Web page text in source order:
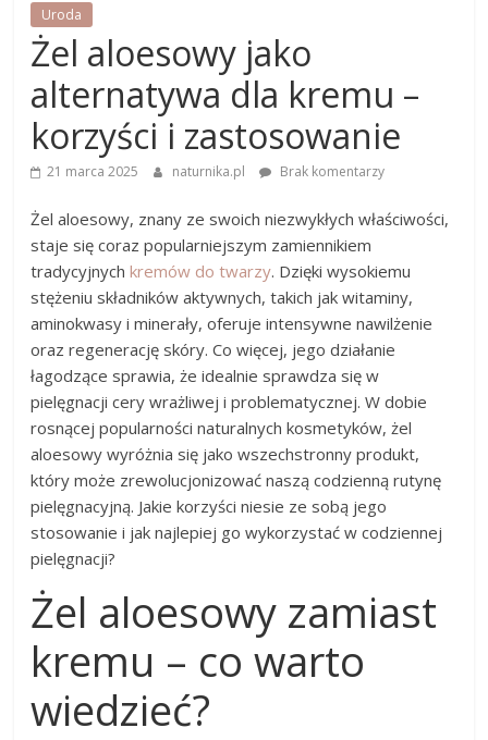
Uroda
Żel aloesowy jako
alternatywa dla kremu –
korzyści i zastosowanie
21 marca 2025 naturnika.pl Brak komentarzy
Żel aloesowy, znany ze swoich niezwykłych właściwości,
staje się coraz popularniejszym zamiennikiem
tradycyjnychkremów do twarzy. Dzięki wysokiemu
stężeniu składników aktywnych, takich jak witaminy,
aminokwasy i minerały, oferuje intensywne nawilżenie
oraz regenerację skóry. Co więcej, jego działanie
łagodzące sprawia, że idealnie sprawdza się w
pielęgnacji cery wrażliwej i problematycznej. W dobie
rosnącej popularności naturalnych kosmetyków, żel
aloesowy wyróżnia się jako wszechstronny produkt,
który może zrewolucjonizować naszą codzienną rutynę
pielęgnacyjną. Jakie korzyści niesie ze sobą jego
stosowanie i jak najlepiej go wykorzystać w codziennej
pielęgnacji?
Żel aloesowy zamiast
kremu – co warto
wiedzieć?